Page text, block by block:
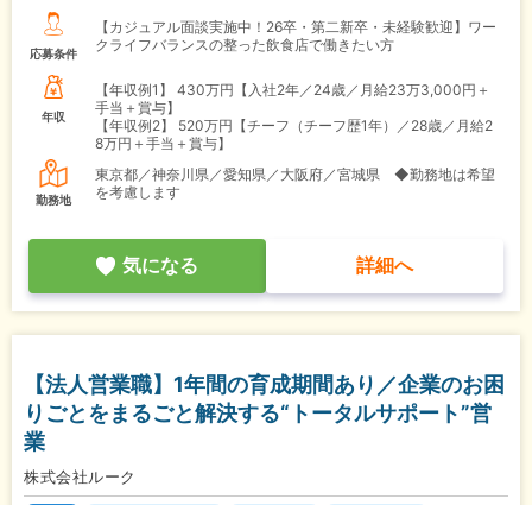
応募条件
【カジュアル面談実施中！26卒・第二新卒・未経験歓迎】ワー
クライフバランスの整った飲食店で働きたい方
年収
【年収例1】
430万円【入社2年／24歳／月給23万3,000円＋
手当＋賞与】
【年収例2】
520万円【チーフ（チーフ歴1年）／28歳／月給2
8万円＋手当＋賞与】
勤務地
東京都／神奈川県／愛知県／大阪府／宮城県 ◆勤務地は希望
を考慮します
気になる 詳細へ
【法人営業職】1年間の育成期間あり／企業のお困
りごとをまるごと解決する“トータルサポート”営
業
株式会社ルーク